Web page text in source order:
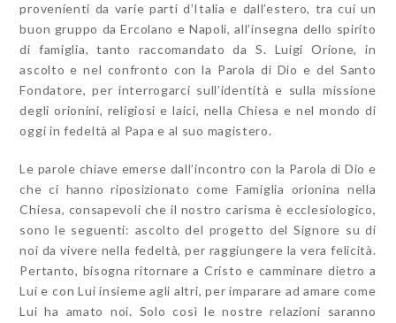
provenienti da varie parti d’Italia e dall’estero, tra cui un
buon gruppo da Ercolano e Napoli, all’insegna dello spirito
di famiglia, tanto raccomandato da S. Luigi Orione, in
ascolto e nel confronto con la Parola di Dio e del Santo
Fondatore, per interrogarci sull’identità e sulla missione
degli orionini, religiosi e laici, nella Chiesa e nel mondo di
oggi in fedeltà al Papa e al suo magistero.
Le parole chiave emerse dall’incontro con la Parola di Dio e
che ci hanno riposizionato come Famiglia orionina nella
Chiesa, consapevoli che il nostro carisma è ecclesiologico,
sono le seguenti: ascolto del progetto del Signore su di
noi da vivere nella fedeltà, per raggiungere la vera felicità.
Pertanto, bisogna ritornare a Cristo e camminare dietro a
Lui e con Lui insieme agli altri, per imparare ad amare come
Lui ha amato noi. Solo così le nostre relazioni saranno